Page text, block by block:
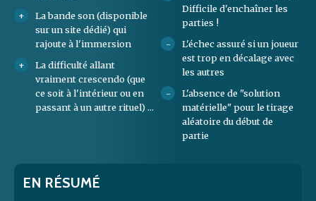
La bande son (disponible
sur un site dédié) qui
rajoute à l'immersion
La difficulté allant
vraiment crescendo (que
ce soit à l'intérieur ou en
passant à un autre rituel) ...
Difficile d'enchaîner les
parties !
L'échec assuré si un joueur
est trop en décalage avec
les autres
L'absence de "solution
matérielle" pour le tirage
aléatoire du début de
partie
EN RÉSUMÉ